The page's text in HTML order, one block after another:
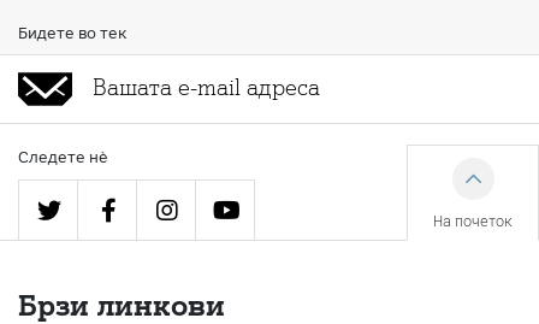
Бидете во тек
Следете нè
На почеток
Брзи линкови